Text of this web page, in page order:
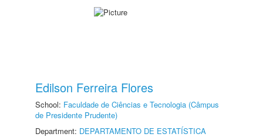
Edilson Ferreira Flores
School: Faculdade de Ciências e Tecnologia (Câmpus
de Presidente Prudente)
Department: DEPARTAMENTO DE ESTATÍSTICA